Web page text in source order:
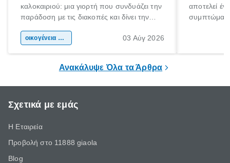
καλοκαιριού: μια γιορτή που συνδυάζει την
παράδοση με τις διακοπές και δίνει την
χώρας. Είτε πρόκειται για λίγες μέρες
οικογένεια & παιδί 03 Αύγ 2026
αποτελεί
Ανακάλυψε Όλα τα Άρθρα
Σχετικά με εμάς
Η Εταιρεία
Προβολή στο 11888 giaola
Blog